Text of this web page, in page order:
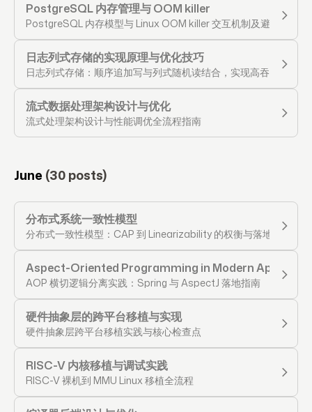
PostgreSQL 内存管理与 OOM killer
PostgreSQL 内存模型与 Linux OOM killer 交互机制及避坑实践
日志列式存储的实现原理与优化技巧
日志列式存储：顺序追加写与列式随机读结合，实现高吞吐与亚
流式数据处理架构设计与优化
流式处理架构设计与性能调优全流程指南
June (30 posts)
分布式系统一致性模型
分布式一致性模型：CAP 到 Linearizability 的权衡与落地
Aspect-Oriented Programming in Modern
AOP 横切逻辑分离实践：Spring 与 AspectJ 落地指南
硬件抽象层的跨平台移植与实现
硬件抽象层跨平台移植实践与核心检查点
RISC-V 内核移植与调试实践
RISC-V 裸机到 MMU Linux 移植全流程